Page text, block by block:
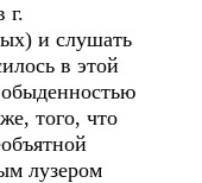
г.
и слушать
в этой
того, что
лузером